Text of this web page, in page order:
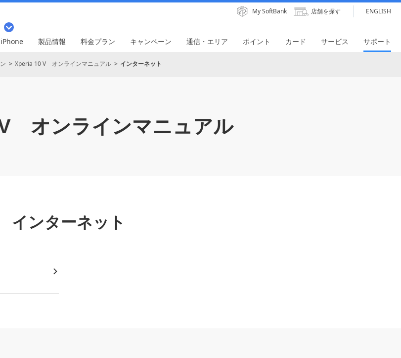
My SoftBank 店舗を探す ENGLISH
iPhone 製品情報 料金プラン キャンペーン 通信・エリア ポイント カード サービス サポート
Xperia 10 V オンラインマニュアル インターネット
オンラインマニュアル
インターネット